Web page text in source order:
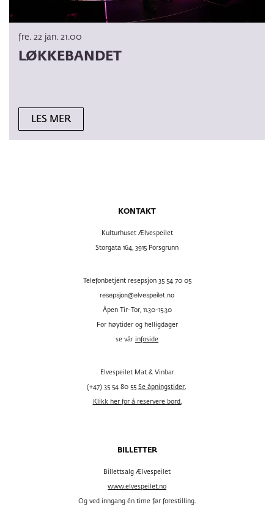
LØKKEBANDET
fre. 22 jan. 21.00
LES MER
KONTAKT
Kulturhuset Ælvespeilet
Storgata 164, 3915 Porsgrunn
Telefonbetjent resepsjon 35 54 70 05
resepsjon@elvespeilet.no
Åpen Tir-Tor, 11.30-15.30
For høytider og helligdager
se vår infoside
Elvespeilet Mat & Vinbar
(+47) 35 54 80 55 Se åpningstider.
Klikk her for å reservere bord.
BILLETTER
Billettsalg Ælvespeilet
www.elvespeilet.no
Og ved inngang én time før forestilling.